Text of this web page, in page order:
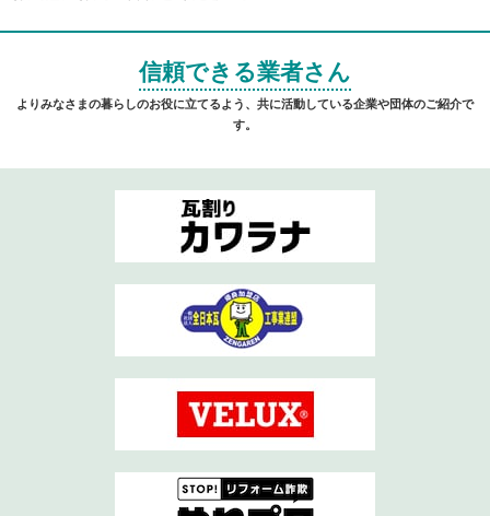
信頼できる業者さん
よりみなさまの暮らしのお役に立てるよう、共に活動している企業や団体のご紹介で
す。